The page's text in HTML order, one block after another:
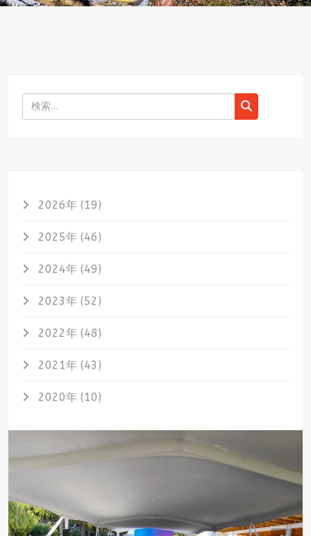
検索
2026年 (19)
2025年 (46)
2024年 (49)
2023年 (52)
2022年 (48)
2021年 (43)
2020年 (10)